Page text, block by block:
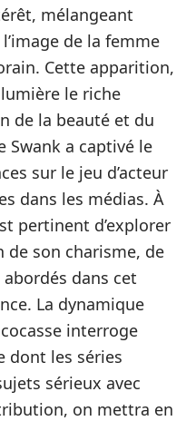
mélangeant
de la femme
Cette apparition,
le riche
de la beauté et du
Swank a captivé le
sur le jeu d’acteur
dans les médias. À
pertinent d’explorer
son charisme, de
dans cet
La dynamique
interroge
dont les séries
sérieux avec
on mettra en